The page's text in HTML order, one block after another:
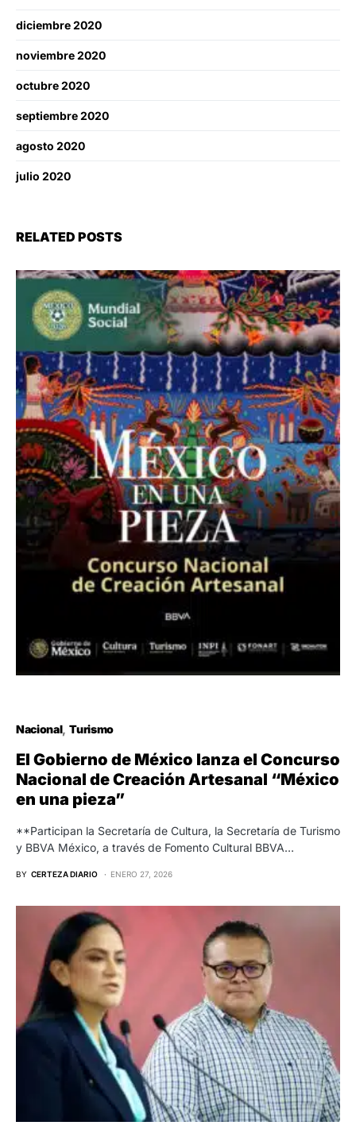
diciembre 2020
noviembre 2020
octubre 2020
septiembre 2020
agosto 2020
julio 2020
RELATED POSTS
Nacional Turismo
El Gobierno de México lanza el Concurso
Nacional de Creación Artesanal “México
en una pieza”
**Participan la Secretaría de Cultura, la Secretaría de Turismo
y BBVA México, a través de Fomento Cultural BBVA…
BY CERTEZA DIARIO ENERO 27, 2026